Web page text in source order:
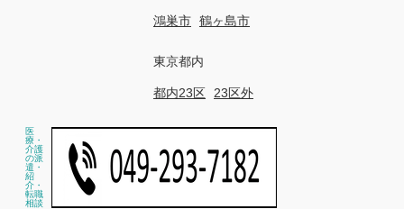
鴻巣市 鶴ヶ島市
東京都内
都内23区 23区外
医
療・
介護
の派
遣・
紹
介・
転職
相談